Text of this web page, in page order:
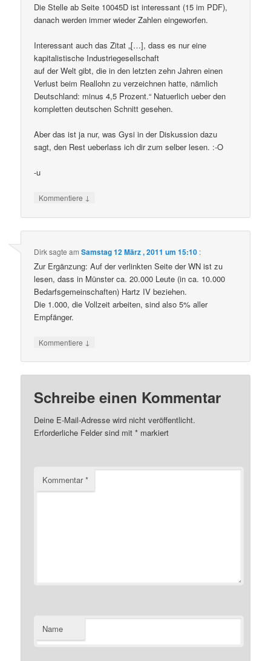
Die Stelle ab Seite 10045D ist interessant (15 im PDF),
danach werden immer wieder Zahlen eingeworfen.
Interessant auch das Zitat „[…], dass es nur eine
kapitalistische Industriegesellschaft
auf der Welt gibt, die in den letzten zehn Jahren einen
Verlust beim Reallohn zu verzeichnen hatte, nämlich
Deutschland: minus 4,5 Prozent.“ Natuerlich ueber den
kompletten deutschen Schnitt gesehen.
Aber das ist ja nur, was Gysi in der Diskussion dazu
sagt, den Rest ueberlass ich dir zum selber lesen. :-O
-u
Kommentiere ↓
Dirksagte amSamstag 12 März , 2011 um 15:10 :
Zur Ergänzung: Auf der verlinkten Seite der WN ist zu
lesen, dass in Münster ca. 20.000 Leute (in ca. 10.000
Bedarfsgemeinschaften) Hartz IV beziehen.
Die 1.000, die Vollzeit arbeiten, sind also 5% aller
Empfänger.
Kommentiere ↓
Schreibe einen Kommentar
Deine E-Mail-Adresse wird nicht veröffentlicht.
Erforderliche Felder sind mit* markiert
Kommentar*
Name